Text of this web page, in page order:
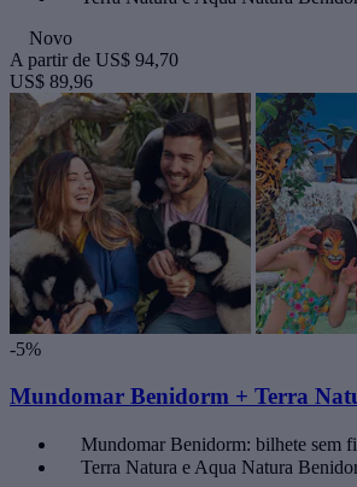
Novo
A partir de US$ 94,70
US$ 89,96
-5%
Mundomar Benidorm + Terra
Mundomar Benidorm: bilhete sem
Terra Natura e Aqua Natura